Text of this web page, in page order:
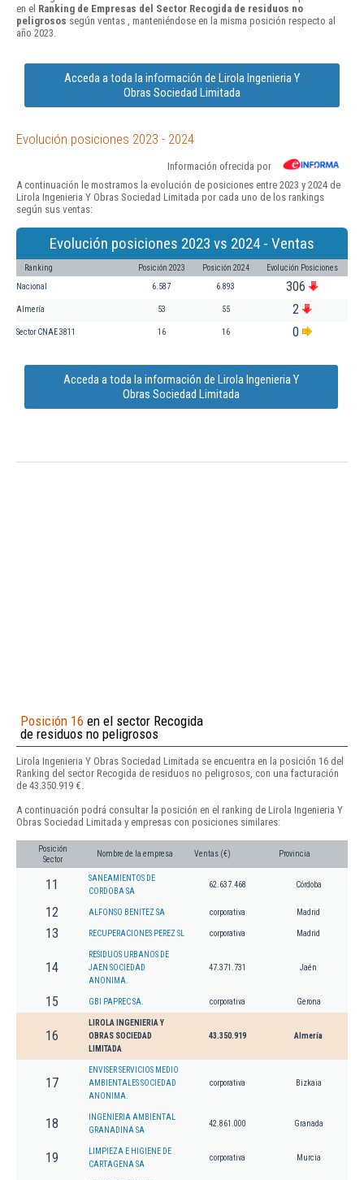
en el Ranking de Empresas del Sector Recogida de residuos no
peligrosos según ventas , manteniéndose en la misma posición respecto al
año 2023.
Acceda a toda la información de Lirola Ingenieria Y
Obras Sociedad Limitada
Evolución posiciones 2023 - 2024
Información ofrecida por
A continuación le mostramos la evolución de posiciones entre 2023 y 2024 de
Lirola Ingenieria Y Obras Sociedad Limitada por cada uno de los rankings
según sus ventas:
Evolución posiciones 2023 vs 2024 - Ventas
Ranking Posición 2023 Posición 2024 Evolución Posiciones
Nacional 6.587 6.893 306
Almería 53 55 2
Sector CNAE 3811 16 16 0
Acceda a toda la información de Lirola Ingenieria Y
Obras Sociedad Limitada
Posición 16 en el sector Recogida
de residuos no peligrosos
Lirola Ingenieria Y Obras Sociedad Limitada se encuentra en la posición 16 del
Ranking del sector Recogida de residuos no peligrosos, con una facturación
de 43.350.919 €.
A continuación podrá consultar la posición en el ranking de Lirola Ingenieria Y
Obras Sociedad Limitada y empresas con posiciones similares:
Posición
Sector
Nombre de la empresa Ventas (€) Provincia
11
SANEAMIENTOS DE
CORDOBA SA
62.637.468 Córdoba
12 ALFONSO BENITEZ SA corporativa Madrid
13 RECUPERACIONES PEREZ SL corporativa Madrid
14
RESIDUOS URBANOS DE
JAEN SOCIEDAD
ANONIMA.
47.371.731 Jaén
15 GBI PAPREC SA. corporativa Gerona
16
LIROLA INGENIERIA Y
OBRAS SOCIEDAD
LIMITADA
43.350.919 Almería
17
ENVISER SERVICIOS MEDIO
AMBIENTALES SOCIEDAD
ANONIMA.
corporativa Bizkaia
18
INGENIERIA AMBIENTAL
GRANADINA SA
42.861.000 Granada
19
LIMPIEZA E HIGIENE DE
CARTAGENA SA
corporativa Murcia